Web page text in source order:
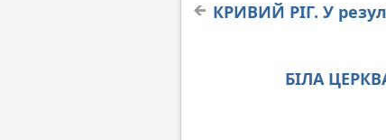
КРИВИЙ РІГ. У
БІЛА